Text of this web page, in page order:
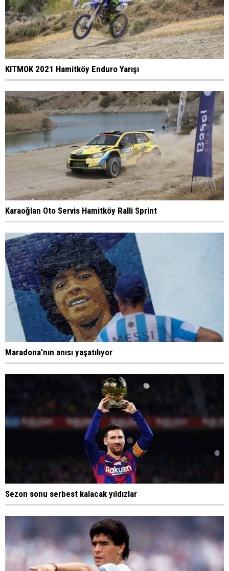
KITMOK 2021 Hamitköy Enduro Yarışı
Karaoğlan Oto Servis Hamitköy Ralli Sprint
Maradona'nın anısı yaşatılıyor
Sezon sonu serbest kalacak yıldızlar